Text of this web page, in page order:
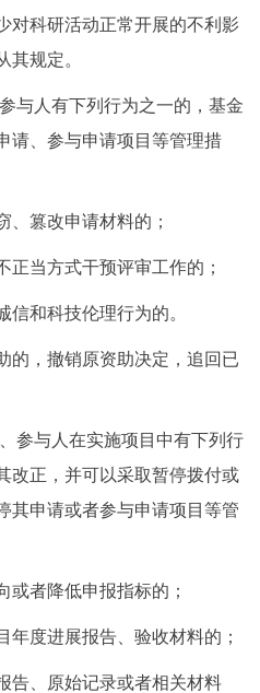
对科研活动正常开展的不利影
其规定。
与人有下列行为之一的，基金
请、参与申请项目等管理措
篡改申请材料的；
当方式干预评审工作的；
和科技伦理行为的。
，撤销原资助决定，追回已
参与人在实施项目中有下列行
改正，并可以采取暂停拨付或
其申请或者参与申请项目等管
者降低申报指标的；
度进展报告、验收材料的；
、原始记录或者相关材料